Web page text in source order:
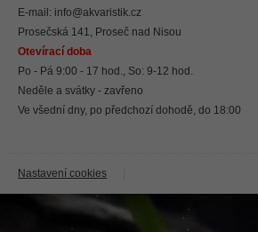
E-mail: info@akvaristik.cz
Prosečská 141, Proseč nad Nisou
Otevírací doba
Po - Pá 9:00 - 17 hod., So: 9-12 hod.
Neděle a svátky - zavřeno
Ve všední dny, po předchozí dohodě, do 18:00
Nastavení cookies